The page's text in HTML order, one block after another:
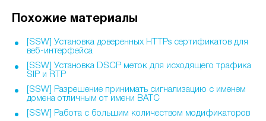
Похожие материалы
[SSW] Установка доверенных HTTPs сертификатов для
веб-интерфейса
[SSW] Установка DSCP меток для исходящего трафика
SIP и RTP
[SSW] Разрешение принимать сигнализацию с именем
домена отличным от имени ВАТС
[SSW] Работа с большим количеством модификаторов